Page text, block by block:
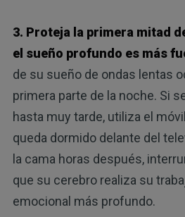
3. Proteja la primera mitad
el sueño profundo es más
de su sueño de ondas lentas
primera parte de la noche. Si
hasta muy tarde, utiliza el
queda dormido delante del
la cama horas después,
que su cerebro realiza su
emocional más profundo.